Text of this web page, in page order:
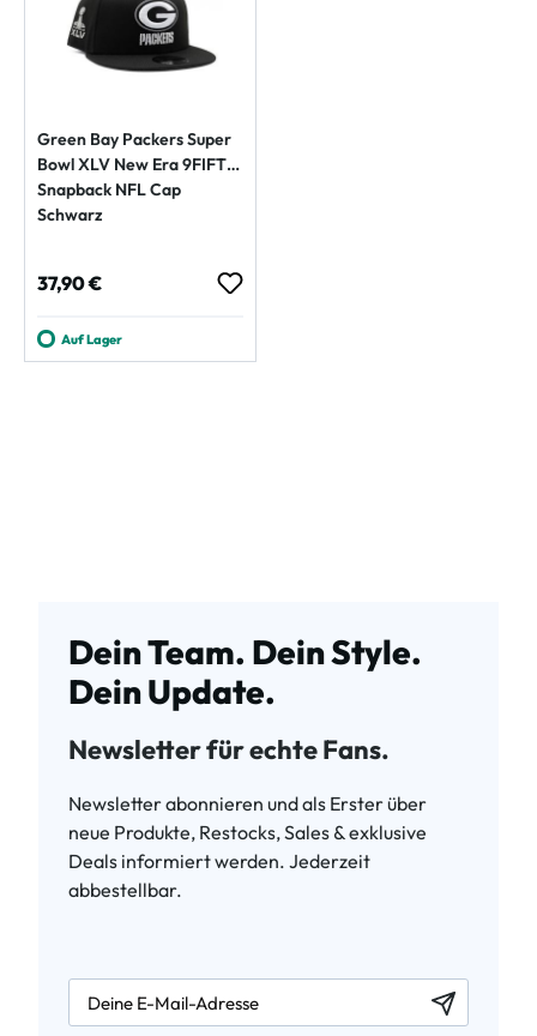
Green Bay Packers Super
Bowl XLV New Era 9FIFTY
Snapback NFL Cap
Schwarz
Regulärer Preis:
37,90 €
Auf Lager
Dein Team. Dein Style.
Dein Update.
Newsletter für echte Fans.
Newsletter abonnieren und als Erster über
neue Produkte, Restocks, Sales & exklusive
Deals informiert werden. Jederzeit
abbestellbar.
newsletter.labelEmail